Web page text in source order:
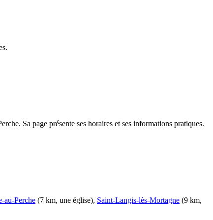
Sa page présente ses horaires et ses informations pratiques.
au-Perche (7 km, une église), Saint-Langis-lès-Mortagne (9 km,